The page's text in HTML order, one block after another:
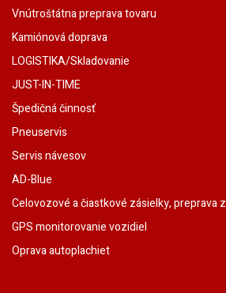
Vnútroštátna preprava tovaru
Kamiónová doprava
LOGISTIKA/Skladovanie
JUST-IN-TIME
Špedičná činnosť
Pneuservis
Servis návesov
AD-Blue
Celovozové a čiastkové zásielky, preprava
GPS monitorovanie vozidiel
Oprava autoplachiet